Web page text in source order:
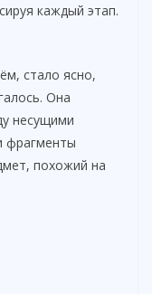
каждый этап.
стало ясно,
Она
несущими
фрагменты
похожий на